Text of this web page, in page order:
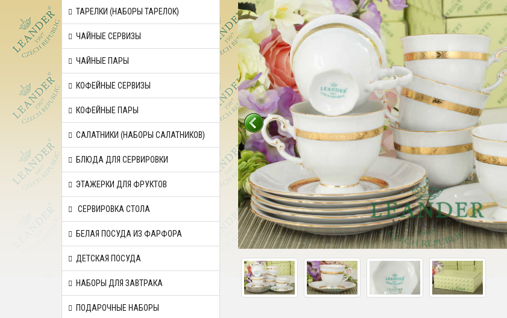
ТАРЕЛКИ (НАБОРЫ ТАРЕЛОК)
ЧАЙНЫЕ СЕРВИЗЫ
ЧАЙНЫЕ ПАРЫ
КОФЕЙНЫЕ СЕРВИЗЫ
КОФЕЙНЫЕ ПАРЫ
САЛАТНИКИ (НАБОРЫ САЛАТНИКОВ)
БЛЮДА ДЛЯ СЕРВИРОВКИ
ЭТАЖЕРКИ ДЛЯ ФРУКТОВ
СЕРВИРОВКА СТОЛА
БЕЛАЯ ПОСУДА ИЗ ФАРФОРА
ДЕТСКАЯ ПОСУДА
НАБОРЫ ДЛЯ ЗАВТРАКА
ПОДАРОЧНЫЕ НАБОРЫ